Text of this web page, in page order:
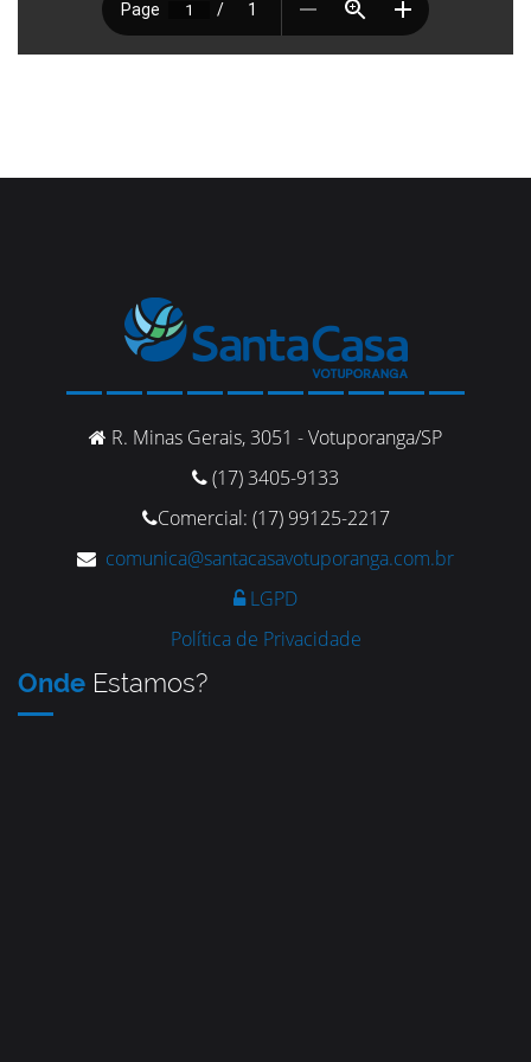
R. Minas Gerais, 3051 - Votuporanga/SP
(17) 3405-9133
Comercial: (17) 99125-2217
comunica@santacasavotuporanga.com.br
LGPD
Política de Privacidade
Onde Estamos?